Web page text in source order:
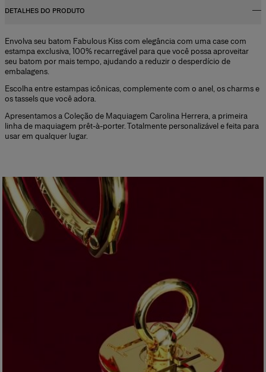
DETALHES DO PRODUTO
Envolva seu batom Fabulous Kiss com elegância com uma case com
estampa exclusiva, 100% recarregável para que você possa aproveitar
seu batom por mais tempo, ajudando a reduzir o desperdício de
embalagens.
Escolha entre estampas icônicas, complemente com o anel, os charms e
os tassels que você adora.
Apresentamos a Coleção de Maquiagem Carolina Herrera, a primeira
linha de maquiagem prêt-à-porter. Totalmente personalizável e feita para
usar em qualquer lugar.